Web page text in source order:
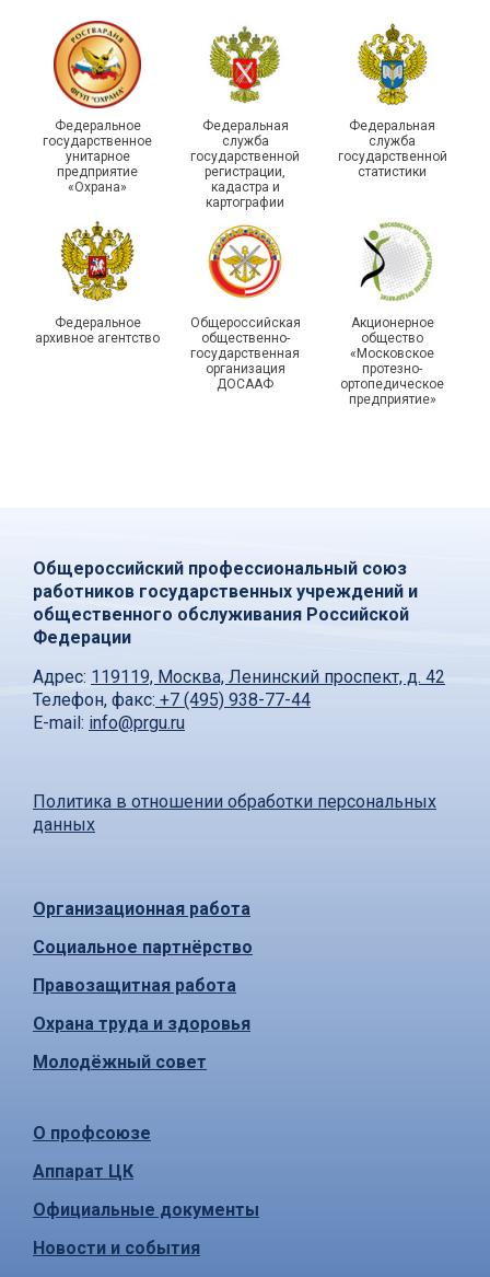
215-й юбилей
государственной
статистики отметили в
Республике Саха (Якутия)
Храбрым детям – добрые
подарки
Федеральное
государственное
унитарное
предприятие
«Охрана»
Федеральная
служба
государственной
регистрации,
кадастра и
картографии
Федеральная
служба
государственной
статистики
Федеральное
архивное агентство
Общероссийская
общественно-
государственная
организация
ДОСААФ
Акционерное
общество
«Московское
протезно-
ортопедическое
предприятие»
Общероссийский профессиональный союз
работников государственных учреждений и
общественного обслуживания Российской
Федерации
Адрес: 119119, Москва, Ленинский проспект, д. 42
Телефон, факс: +7 (495) 938-77-44
E-mail: info@prgu.ru
Политика в отношении обработки персональных
данных
Организационная работа
Социальное партнёрство
Правозащитная работа
Охрана труда и здоровья
Молодёжный совет
О профсоюзе
Аппарат ЦК
Официальные документы
Новости и события